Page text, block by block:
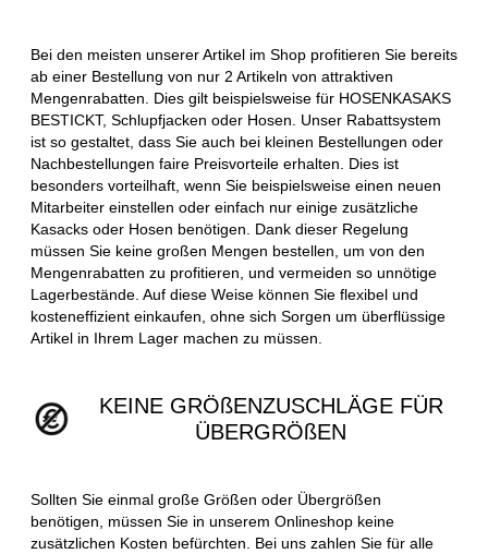
Bei den meisten unserer Artikel im Shop profitieren Sie bereits
ab einer Bestellung von nur 2 Artikeln von attraktiven
Mengenrabatten. Dies gilt beispielsweise für HOSENKASAKS
BESTICKT, Schlupfjacken oder Hosen. Unser Rabattsystem
ist so gestaltet, dass Sie auch bei kleinen Bestellungen oder
Nachbestellungen faire Preisvorteile erhalten. Dies ist
besonders vorteilhaft, wenn Sie beispielsweise einen neuen
Mitarbeiter einstellen oder einfach nur einige zusätzliche
Kasacks oder Hosen benötigen. Dank dieser Regelung
müssen Sie keine großen Mengen bestellen, um von den
Mengenrabatten zu profitieren, und vermeiden so unnötige
Lagerbestände. Auf diese Weise können Sie flexibel und
kosteneffizient einkaufen, ohne sich Sorgen um überflüssige
Artikel in Ihrem Lager machen zu müssen.
KEINE GRÖßENZUSCHLÄGE FÜR
ÜBERGRÖßEN
Sollten Sie einmal große Größen oder Übergrößen
benötigen, müssen Sie in unserem Onlineshop keine
zusätzlichen Kosten befürchten. Bei uns zahlen Sie für alle